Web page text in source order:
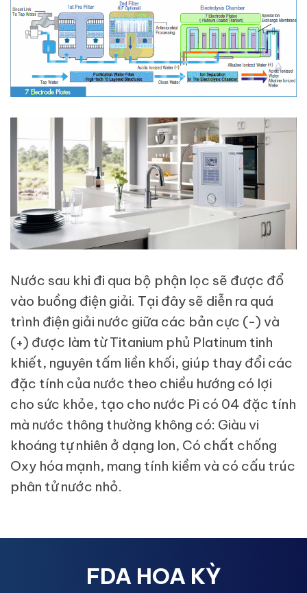
Nước sau khi đi qua bộ phận lọc sẽ được đổ
vào buồng điện giải. Tại đây sẽ diễn ra quá
trình điện giải nước giữa các bản cực (-) và
(+) được làm từ Titanium phủ Platinum tinh
khiết, nguyên tấm liền khối, giúp thay đổi các
đặc tính của nước theo chiều hướng có lợi
cho sức khỏe, tạo cho nước Pi có 04 đặc tính
mà nước thông thường không có: Giàu vi
khoáng tự nhiên ở dạng Ion, Có chất chống
Oxy hóa mạnh, mang tính kiềm và có cấu trúc
phân tử nước nhỏ.
FDA HOA KỲ